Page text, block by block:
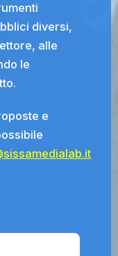
diversi,
alle
le
e